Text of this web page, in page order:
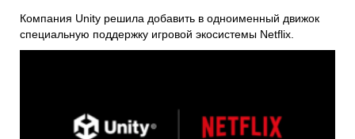
Компания Unity решила добавить в одноименный движок
специальную поддержку игровой экосистемы Netflix.